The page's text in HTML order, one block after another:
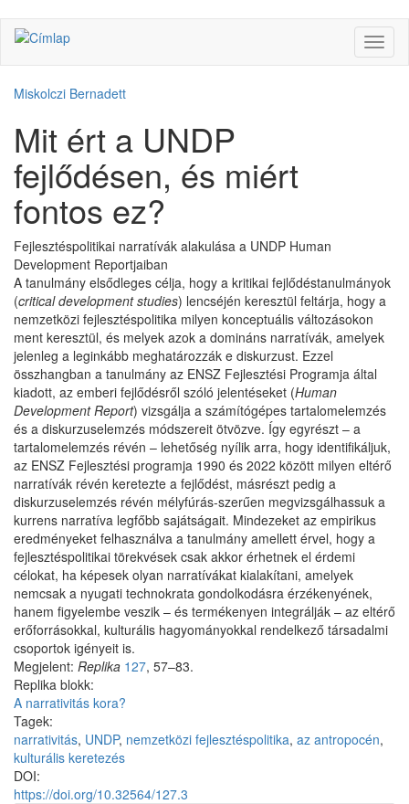
Ugrás
tartalomra
Miskolczi Bernadett
Mit ért a UNDP
fejlődésen, és miért
fontos ez?
Fejlesztéspolitikai narratívák alakulása a UNDP Human
Development Reportjaiban
A tanulmány elsődleges célja, hogy a kritikai fejlődéstanulmányok
(critical development studies) lencséjén keresztül feltárja, hogy a
nemzetközi fejlesztéspolitika milyen konceptuális változásokon
ment keresztül, és melyek azok a domináns narratívák, amelyek
jelenleg a leginkább meghatározzák e diskurzust. Ezzel
összhangban a tanulmány az ENSZ Fejlesztési Programja által
kiadott, az emberi fejlődésről szóló jelentéseket (Human
Development Report) vizsgálja a számítógépes tartalomelemzés
és a diskurzuselemzés módszereit ötvözve. Így egyrészt – a
tartalomelemzés révén – lehetőség nyílik arra, hogy identifikáljuk,
az ENSZ Fejlesztési programja 1990 és 2022 között milyen eltérő
narratívák révén keretezte a fejlődést, másrészt pedig a
diskurzuselemzés révén mélyfúrás-szerűen megvizsgálhassuk a
kurrens narratíva legfőbb sajátságait. Mindezeket az empirikus
eredményeket felhasználva a tanulmány amellett érvel, hogy a
fejlesztéspolitikai törekvések csak akkor érhetnek el érdemi
célokat, ha képesek olyan narratívákat kialakítani, amelyek
nemcsak a nyugati technokrata gondolkodásra érzékenyének,
hanem figyelembe veszik – és termékenyen integrálják – az eltérő
erőforrásokkal, kulturális hagyományokkal rendelkező társadalmi
csoportok igényeit is.
Megjelent: Replika 127, 57–83.
Replika blokk:
A narrativitás kora?
Tagek:
narrativitás, UNDP, nemzetközi fejlesztéspolitika, az antropocén,
kulturális keretezés
DOI:
https://doi.org/10.32564/127.3